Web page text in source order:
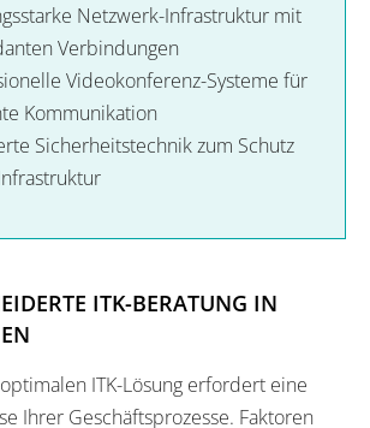
Netzwerk-Infrastruktur mit
Verbindungen
Videokonferenz-Systeme für
Kommunikation
Sicherheitstechnik zum Schutz
ITK-BERATUNG IN G
ITK-Lösung erfordert eine
Ihrer Geschäftsprozesse. Faktoren